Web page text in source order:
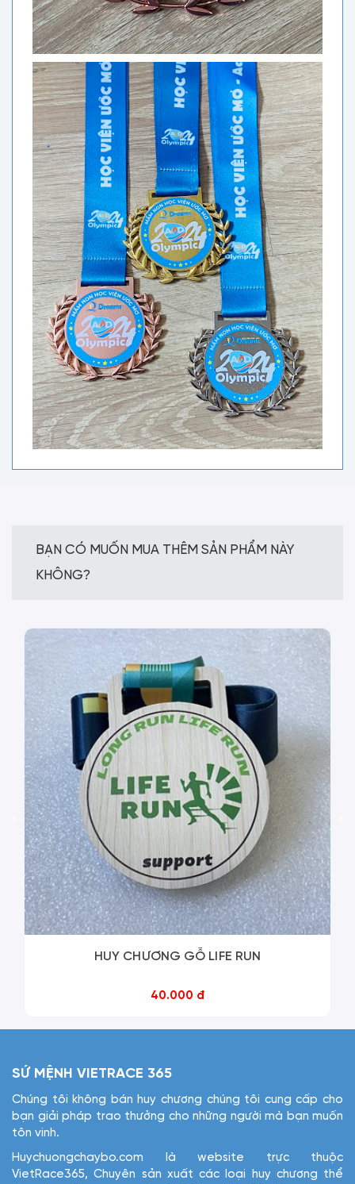
BẠN CÓ MUỐN MUA THÊM SẢN PHẨM NÀY
KHÔNG?
HUY CHƯƠNG GỖ LIFE RUN
40.000 đ
SỨ MỆNH VIETRACE 365
Chúng tôi không bán huy chương chúng tôi cung cấp cho
bạn giải pháp trao thưởng cho những người mà bạn muốn
tôn vinh.
Huychuongchaybo.com là website trực thuộc
VietRace365, Chuyên sản xuất các loại huy chương thể